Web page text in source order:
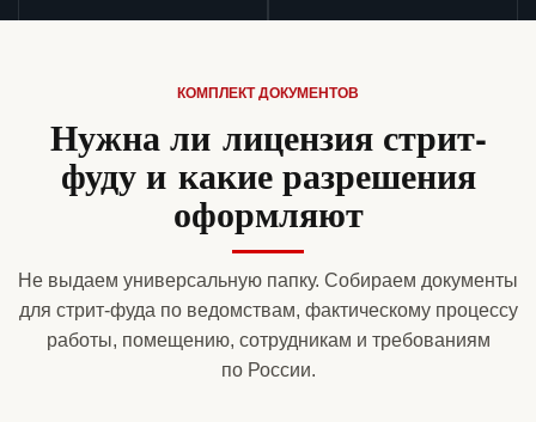
КОМПЛЕКТ ДОКУМЕНТОВ
Нужна ли лицензия стрит-
фуду и какие разрешения
оформляют
Не выдаем универсальную папку. Собираем документы
для стрит-фуда по ведомствам, фактическому процессу
работы, помещению, сотрудникам и требованиям
по России.